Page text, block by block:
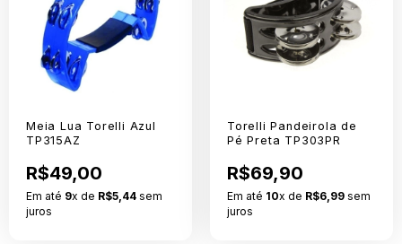
Meia Lua Torelli Azul
TP315AZ
R$49,00
Em até 9x de R$5,44 sem
juros
Torelli Pandeirola de
Pé Preta TP303PR
R$69,90
Em até 10x de R$6,99 sem
juros